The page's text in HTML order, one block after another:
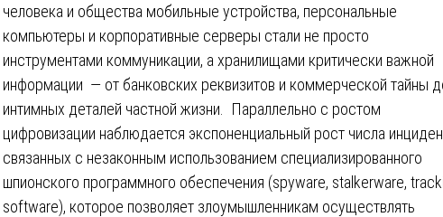
человека и общества мобильные устройства, персональные
компьютеры и корпоративные серверы стали не просто
инструментами коммуникации, а хранилищами критически важной
информации — от банковских реквизитов и коммерческой тайны
интимных деталей частной жизни. Параллельно с ростом
цифровизации наблюдается экспоненциальный рост числа
связанных с незаконным использованием специализированного
шпионского программного обеспечения (spyware, stalkerware,
software), которое позволяет злоумышленникам осуществлять